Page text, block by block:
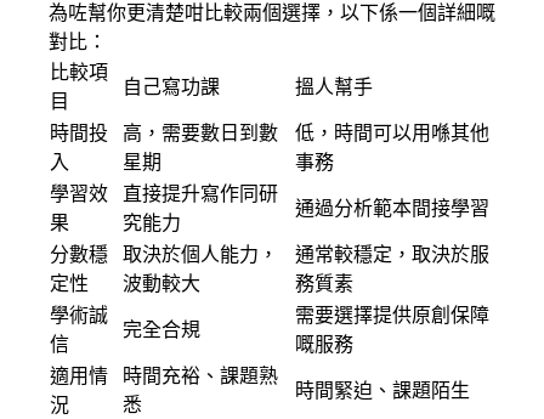
為咗幫你更清楚咁比較兩個選擇，以下係一個詳細嘅
對比：
比較項
目
自己寫功課
搵人幫手
時間投
入
高，需要數日到數
星期
低，時間可以用喺其他
事務
學習效
果
直接提升寫作同研
究能力
通過分析範本間接學習
分數穩
定性
取決於個人能力，
波動較大
通常較穩定，取決於服
務質素
學術誠
信
完全合規
需要選擇提供原創保障
嘅服務
適用情
況
時間充裕、課題熟
悉
時間緊迫、課題陌生